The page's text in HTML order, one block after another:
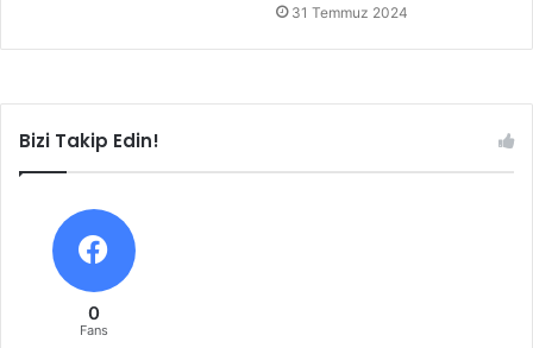
31 Temmuz 2024
Bizi Takip Edin!
0
Fans